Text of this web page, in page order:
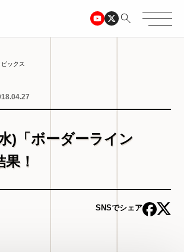
ピックス
)「ボーダーライン
！
SNSでシェア